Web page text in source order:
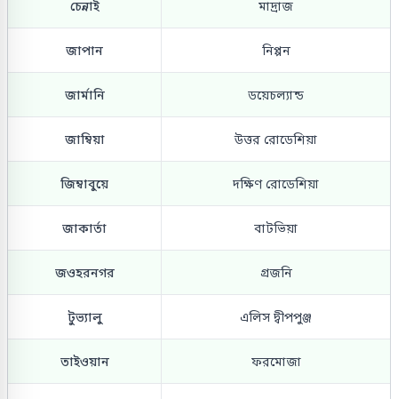
চেন্নাই মাদ্রাজ
জাপান নিপ্পন
জার্মানি ডয়েচল্যান্ড
জাম্বিয়া উত্তর রোডেশিয়া
জিম্বাবুয়ে দক্ষিণ রোডেশিয়া
জাকার্তা বাটভিয়া
জওহরনগর গ্রজনি
টুভ্যালু এলিস দ্বীপপুঞ্জ
তাইওয়ান ফরমোজা